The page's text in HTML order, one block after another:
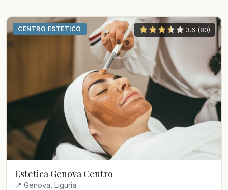
CENTRO ESTETICO 3.6 (80)
Estetica Genova Centro
📍 Genova, Liguria